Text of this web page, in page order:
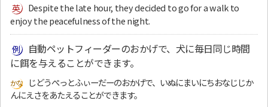
Despite the late hour, they decided to go for a walk to
enjoy the peacefulness of the night.
自動ペットフィーダーのおかげで、犬に毎日同じ時間
に餌を与えることができます。
じどうぺっとふぃーだーのおかげで、いぬにまいにちおなじじか
んにえさをあたえることができます。